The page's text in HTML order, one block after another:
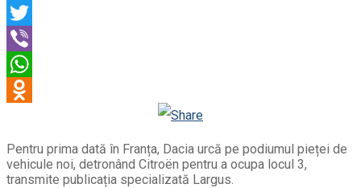
Odnoklassniki
Pentru prima dată în Franța, Dacia urcă pe podiumul pieței de
vehicule noi, detronând Citroën pentru a ocupa locul 3,
transmite publicația specializată Largus.